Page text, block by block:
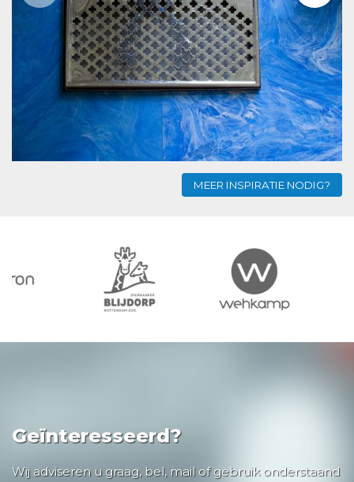
MEER INSPIRATIE NODIG?
Geïnteresseerd?
Wij adviseren u graag, bel, mail of gebruik onderstaand